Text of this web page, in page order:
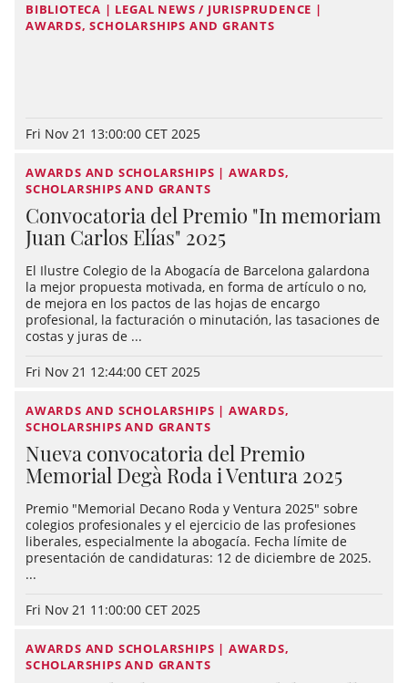
BIBLIOTECA | LEGAL NEWS / JURISPRUDENCE |
AWARDS, SCHOLARSHIPS AND GRANTS
Fri Nov 21 13:00:00 CET 2025
AWARDS AND SCHOLARSHIPS | AWARDS,
SCHOLARSHIPS AND GRANTS
Convocatoria del Premio "In memoriam
Juan Carlos Elías" 2025
El Ilustre Colegio de la Abogacía de Barcelona galardona
la mejor propuesta motivada, en forma de artículo o no,
de mejora en los pactos de las hojas de encargo
profesional, la facturación o minutación, las tasaciones de
costas y juras de ...
Fri Nov 21 12:44:00 CET 2025
AWARDS AND SCHOLARSHIPS | AWARDS,
SCHOLARSHIPS AND GRANTS
Nueva convocatoria del Premio
Memorial Degà Roda i Ventura 2025
Premio "Memorial Decano Roda y Ventura 2025" sobre
colegios profesionales y el ejercicio de las profesiones
liberales, especialmente la abogacía. Fecha límite de
presentación de candidaturas: 12 de diciembre de 2025.
...
Fri Nov 21 11:00:00 CET 2025
AWARDS AND SCHOLARSHIPS | AWARDS,
SCHOLARSHIPS AND GRANTS